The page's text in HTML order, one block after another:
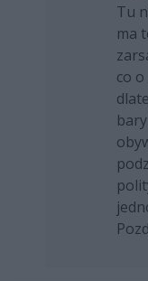
Tu
ma
co